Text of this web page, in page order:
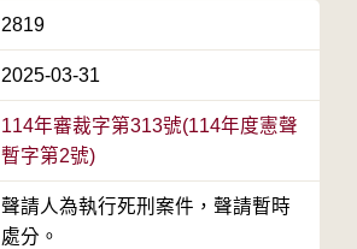
2819
2025-03-31
114年審裁字第313號(114年度憲聲
暫字第2號)
聲請人為執行死刑案件，聲請暫時
處分。